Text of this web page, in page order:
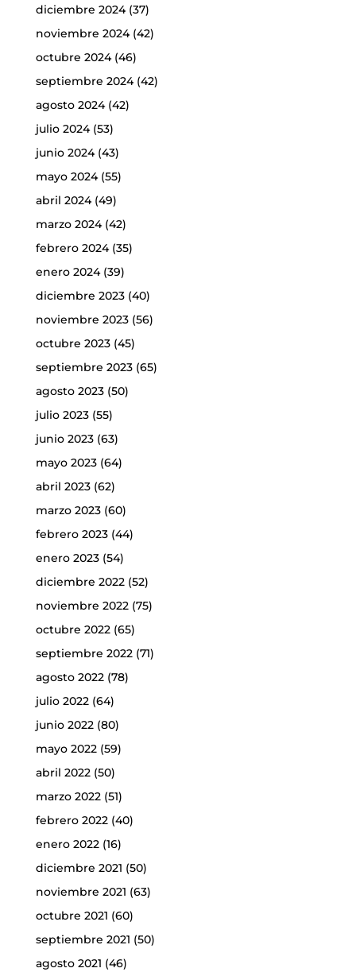
diciembre 2024(37)
noviembre 2024(42)
octubre 2024(46)
septiembre 2024(42)
agosto 2024(42)
julio 2024(53)
junio 2024(43)
mayo 2024(55)
abril 2024(49)
marzo 2024(42)
febrero 2024(35)
enero 2024(39)
diciembre 2023(40)
noviembre 2023(56)
octubre 2023(45)
septiembre 2023(65)
agosto 2023(50)
julio 2023(55)
junio 2023(63)
mayo 2023(64)
abril 2023(62)
marzo 2023(60)
febrero 2023(44)
enero 2023(54)
diciembre 2022(52)
noviembre 2022(75)
octubre 2022(65)
septiembre 2022(71)
agosto 2022(78)
julio 2022(64)
junio 2022(80)
mayo 2022(59)
abril 2022(50)
marzo 2022(51)
febrero 2022(40)
enero 2022(16)
diciembre 2021 (50)
noviembre 2021 (63)
octubre 2021 (60)
septiembre 2021 (50)
agosto 2021 (46)